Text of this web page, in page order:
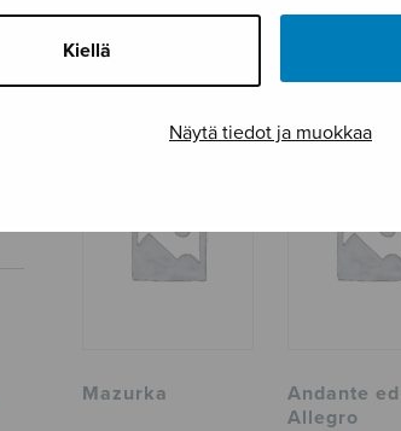
Kiellä
Näytä tiedot ja muokkaa
TUTUSTU MYÖS
Mazurka
Andante ed
Allegro